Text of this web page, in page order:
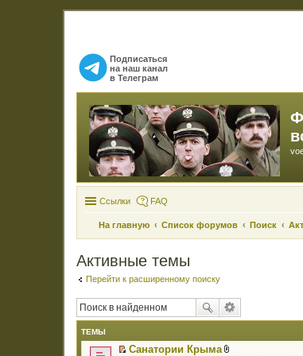
Подписаться
на наш канал
в Телеграм
Ссылки FAQ
На главную Список форумов Поиск
Активные темы
Перейти к расширенному поиску
ТЕМЫ
Санатории Крыма